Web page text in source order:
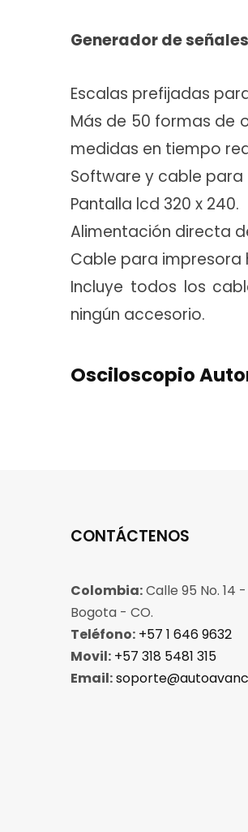
Generador de
Escalas prefijadas
Más de 50 formas de
medidas en tiempo
Software y cable
Pantalla lcd 320 x 240.
Alimentación directa
Cable para impresora
Incluye todos los
ningún accesorio.
Osciloscopio
CONTÁCTENOS
Colombia:Calle 95 No. 14
Bogota - CO.
Teléfono: +57 1 646 9632
Movil: +57 318 5481 315
Email: